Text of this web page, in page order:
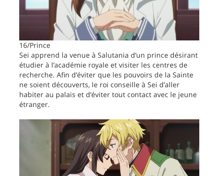
16/Prince
Sei apprend la venue à Salutania d’un prince désirant
étudier à l’académie royale et visiter les centres de
recherche. Afin d’éviter que les pouvoirs de la Sainte
ne soient découverts, le roi conseille à Sei d’aller
habiter au palais et d’éviter tout contact avec le jeune
étranger.